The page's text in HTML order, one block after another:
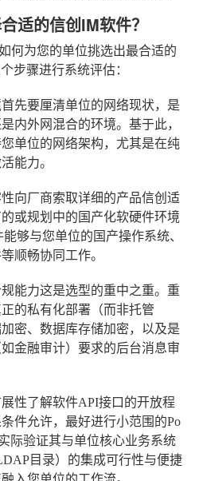
适的信创IM软件？
何为您的单位挑选出最合适的
步骤进行系统评估：
首先要厘清单位的网络现状，是
内外网混合的环境。基于此，
单位的网络架构，尤其是在纯
能力。
向厂商索取详细的产品信创适
或规划中的国产化软硬件环境
够与您单位的国产操作系统、
顺畅协同工作。
能力这是选型的重中之重。重
的私有化部署（而非托管
密、数据库存储加密，以及是
金融审计）要求的后台消息审
性了解软件API接口的开放程
件允许，最好进行小范围的Po
际验证其与单位核心业务系统
目录）的集成可行性与便捷